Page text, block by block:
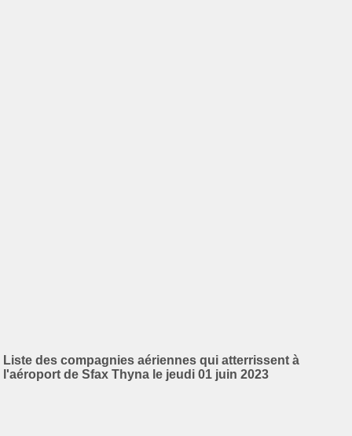
Liste des compagnies aériennes qui atterrissent à
l'aéroport de Sfax Thyna le jeudi 01 juin 2023